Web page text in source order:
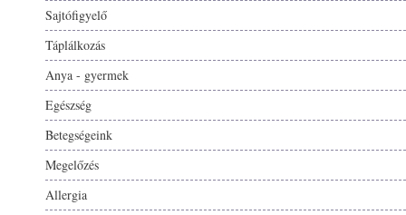
Sajtófigyelő
Táplálkozás
Anya - gyermek
Egészség
Betegségeink
Megelőzés
Allergia